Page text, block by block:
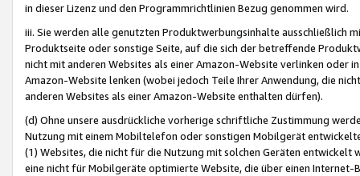
in dieser Lizenz und den Programmrichtlinien Bezug genommen wird.
iii. Sie werden alle genutzten Produktwerbungsinhalte ausschließlich
Produktseite oder sonstige Seite, auf die sich der betreffende
nicht mit anderen Websites als einer Amazon-Website verlinken oder
Amazon-Website lenken (wobei jedoch Teile Ihrer Anwendung, die
anderen Websites als einer Amazon-Website enthalten dürfen).
(d) Ohne unsere ausdrückliche vorherige schriftliche Zustimmung
Nutzung mit einem Mobiltelefon oder sonstigen Mobilgerät
(1) Websites, die nicht für die Nutzung mit solchen Geräten
eine nicht für Mobilgeräte optimierte Website, die über einen